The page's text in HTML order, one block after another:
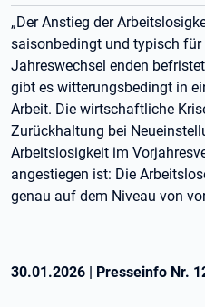
„Der Anstieg der
saisonbedingt und typisch
Jahreswechsel enden
gibt es witterungsbedingt in
Arbeit. Die wirtschaftliche
Zurückhaltung bei
Arbeitslosigkeit im
angestiegen ist: Die
genau auf dem Niveau von
30.01.2026 | Presseinfo Nr.